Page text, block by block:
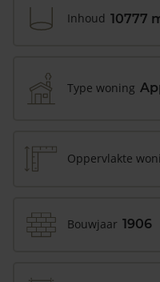
Inhoud 10777
Type woning
Oppervlakte
Bouwjaar 1906